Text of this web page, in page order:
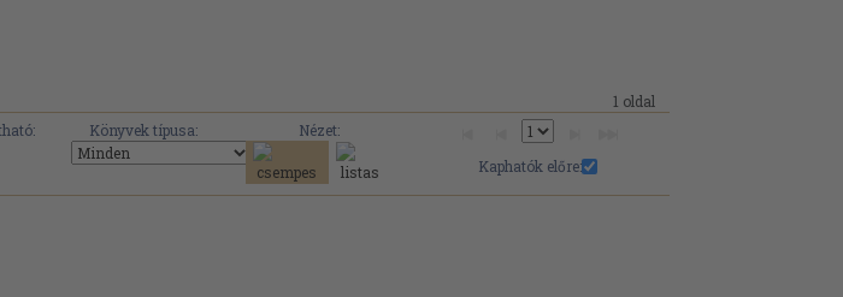
1 oldal
Könyvek típusa:
Nézet:
Kaphatók előre: